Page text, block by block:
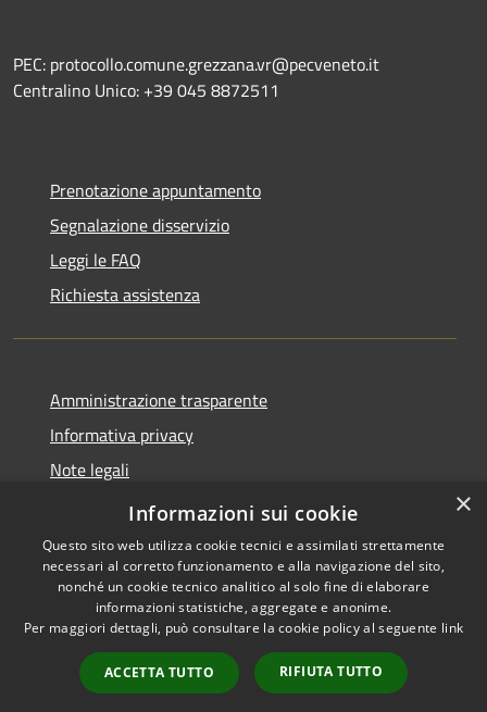
PEC: protocollo.comune.grezzana.vr@pecveneto.it
Centralino Unico: +39 045 8872511
Prenotazione appuntamento
Segnalazione disservizio
Leggi le FAQ
Richiesta assistenza
Amministrazione trasparente
Informativa privacy
Note legali
Dichiarazione di accessibilità
Accessibilità
Copyright © 2026 • Comune di
Grezzana • Powered by
Municipium•
Accesso
redazione
×
Informazioni sui cookie
Questo sito web utilizza cookie tecnici e assimilati strettamente
necessari al corretto funzionamento e alla navigazione del sito,
nonché un cookie tecnico analitico al solo fine di elaborare
informazioni statistiche, aggregate e anonime.
Per maggiori dettagli, può consultare la cookie policy al seguente link
ACCETTA TUTTO RIFIUTA TUTTO